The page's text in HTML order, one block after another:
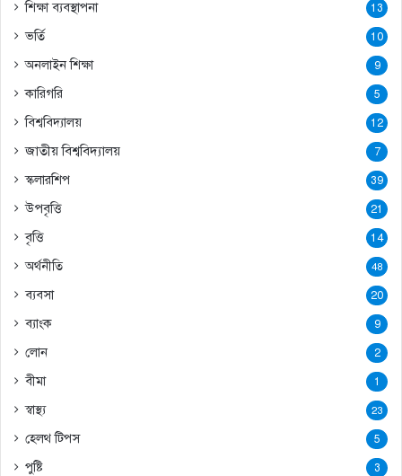
শিক্ষা ব্যবস্থাপনা 13
ভর্তি 10
অনলাইন শিক্ষা 9
কারিগরি 5
বিশ্ববিদ্যালয় 12
জাতীয় বিশ্ববিদ্যালয় 7
স্কলারশিপ 39
উপবৃত্তি 21
বৃত্তি 14
অর্থনীতি 48
ব্যবসা 20
ব্যাংক 9
লোন 2
বীমা 1
স্বাস্থ্য 23
হেলথ টিপস 5
পুষ্টি 3